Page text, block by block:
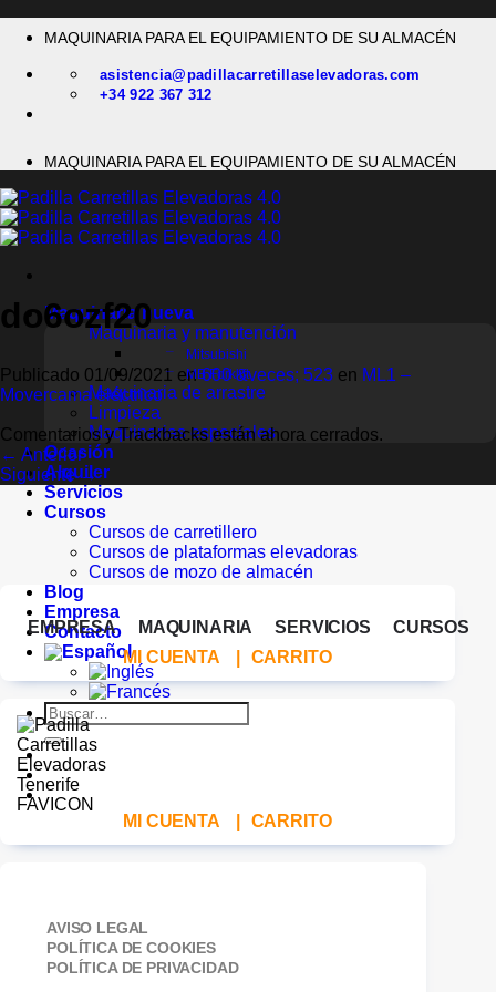
MAQUINARIA PARA EL EQUIPAMIENTO DE SU ALMACÉN
asistencia@padillacarretillaselevadoras.com
+34 922 367 312
MAQUINARIA PARA EL EQUIPAMIENTO DE SU ALMACÉN
Maquinaria nueva
Maquinaria y manutención
Mitsubishi
MB Forklift
Maquinaria de arrastre
Limpieza
Maquinarias especiales
Ocasión
Alquiler
Servicios
Cursos
Cursos de carretillero
Cursos de plataformas elevadoras
Cursos de mozo de almacén
Blog
Empresa
Contacto
Buscar
por:
do6ozf20
Publicado 01/09/2021en600 &veces; 523 en ML1 –
Movercama eléctrico
Comentarios y Trackbacks están ahora cerrados.
← Anterior
Siguiente→
EMPRESA MAQUINARIA SERVICIOS
CURSOS
MI CUENTA
CARRITO
MI CUENTA CARRITO
AVISO LEGAL
POLÍTICA DE COOKIES
POLÍTICA DE PRIVACIDAD